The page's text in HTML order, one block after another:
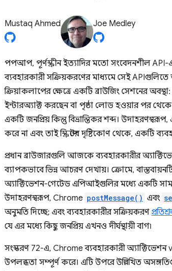
Mustaq Ahmed Joe Medley
পপআপ, পূর্ণস্ক্রীন ইত্যাদির মতো সংবেদনশীল API-
ব্যবহারকারী সক্রিয়করণের মাধ্যমে সেই APIগুলিতে
ক্রিয়াকলাপের ক্ষেত্রে একটি ব্রাউজিং সেশনের
ইন্টারঅ্যাক্ট করছেন বা পৃষ্ঠা লোড হওয়ার পর
একটি জনপ্রিয় কিন্তু বিভ্রান্তিকর শব্দ।
করে না এবং তাই স্ক্রিপ্টের দৃষ্টিকোণ থেকে, একটি
প্রধান ব্রাউজারগুলি আজকে ব্যবহারকারীর
ব্যাপকভাবে ভিন্ন আচরণ দেখায়। ক্রোমে,
অ্যাক্টিভেশন-গেটেড এপিআইগুলির মধ্যে একটি
উদাহরণস্বরূপ, Chrome postMessage() এবং
অনুমতি দিচ্ছে; এবং ব্যবহারকারীর সক্রিয়করণ
যে এর মধ্যে কিছু জনপ্রিয় এখনও দীর্ঘস্থায়ী বাগ৷
সংস্করণ 72-এ, Chrome ব্যবহারকারী অ্যাক্টিভেশন
উপলব্ধতা সম্পূর্ণ করে। এটি উপরে উল্লিখিত